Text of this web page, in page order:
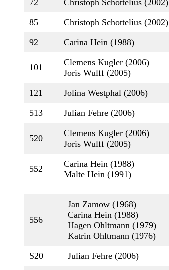
72
Christoph Schottelius (2002)
85
Christoph Schottelius (2002)
92
Carina Hein (1988)
101
Clemens Kugler (2006)
Joris Wulff (2005)
121 Jolina Westphal (2006)
513
Julian Fehre (2006)
520
Clemens Kugler (2006)
Joris Wulff (2005)
552
Carina Hein (1988)
Malte Hein (1991)
556
Jan Zamow (1968)
Carina Hein (1988)
Hagen Ohltmann (1979)
Katrin Ohltmann (1976)
S20 Julian Fehre (2006)